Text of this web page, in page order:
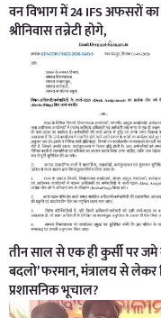
वन विभाग में 24 IFS अफसरों
श्रीनिवास तन्नेटी होगे,
तीन साल से एक ही कुर्सी पर
बदलो’ फरमान, मंत्रालय से
प्रशासनिक भूचाल?